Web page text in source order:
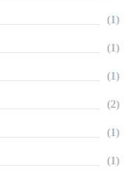
(1)
(1)
(1)
(2)
(1)
(1)